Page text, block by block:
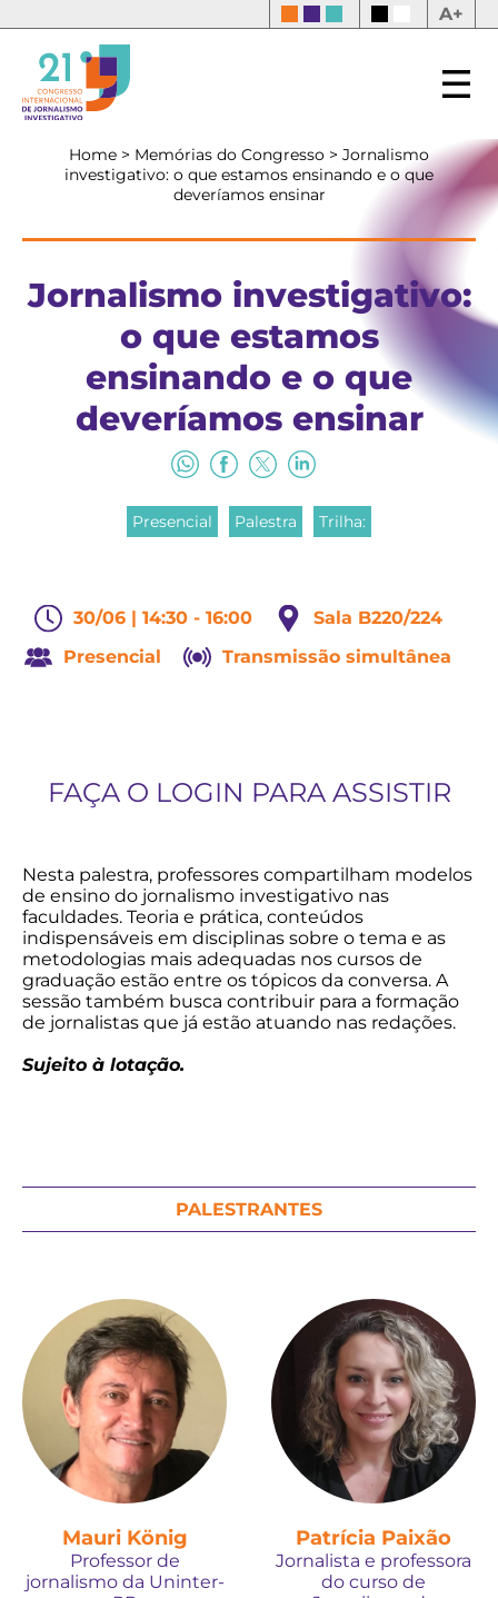
A+
Home > Memórias do Congresso > Jornalismo
investigativo: o que estamos ensinando e o que
deveríamos ensinar
Jornalismo investigativo:
o que estamos
ensinando e o que
deveríamos ensinar
Presencial Palestra Trilha:
30/06 | 14:30 - 16:00
Sala B220/224
Presencial
Transmissão simultânea
FAÇA O LOGIN PARA ASSISTIR
Nesta palestra, professores compartilham modelos
de ensino do jornalismo investigativo nas
faculdades. Teoria e prática, conteúdos
indispensáveis em disciplinas sobre o tema e as
metodologias mais adequadas nos cursos de
graduação estão entre os tópicos da conversa. A
sessão também busca contribuir para a formação
de jornalistas que já estão atuando nas redações.
Sujeito à lotação.
PALESTRANTES
Mauri König
Professor de
jornalismo da Uninter-
Patrícia Paixão
Jornalista e professora
do curso de